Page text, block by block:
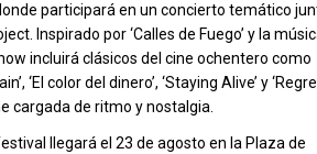
participará en un concierto temático
Inspirado por ‘Calles de Fuego’ y la
incluirá clásicos del cine ochentero como
‘El color del dinero’, ‘Staying Alive’ y
cargada de ritmo y nostalgia.
llegará el 23 de agosto en la Plaza de